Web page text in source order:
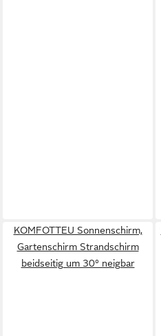
KOMFOTTEU Sonnenschirm,
Gartenschirm Strandschirm
beidseitig um 30° neigbar